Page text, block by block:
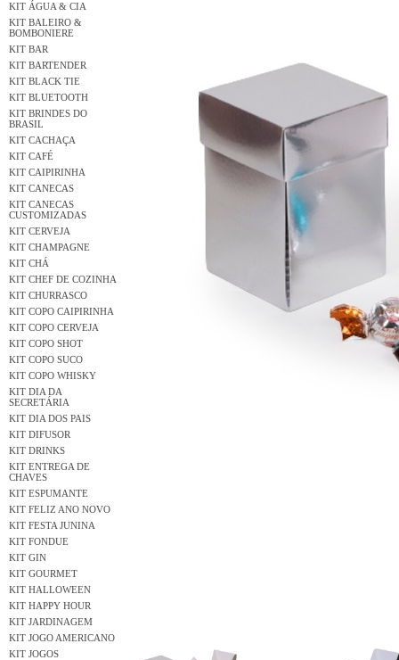
KIT ÁGUA & CIA
KIT BALEIRO &
BOMBONIERE
KIT BAR
KIT BARTENDER
KIT BLACK TIE
KIT BLUETOOTH
KIT BRINDES DO
BRASIL
KIT CACHAÇA
KIT CAFÉ
KIT CAIPIRINHA
KIT CANECAS
KIT CANECAS
CUSTOMIZADAS
KIT CERVEJA
KIT CHAMPAGNE
KIT CHÁ
KIT CHEF DE COZINHA
KIT CHURRASCO
KIT COPO CAIPIRINHA
KIT COPO CERVEJA
KIT COPO SHOT
KIT COPO SUCO
KIT COPO WHISKY
KIT DIA DA
SECRETÁRIA
KIT DIA DOS PAIS
KIT DIFUSOR
KIT DRINKS
KIT ENTREGA DE
CHAVES
KIT ESPUMANTE
KIT FELIZ ANO NOVO
KIT FESTA JUNINA
KIT FONDUE
KIT GIN
KIT GOURMET
KIT HALLOWEEN
KIT HAPPY HOUR
KIT JARDINAGEM
KIT JOGO AMERICANO
KIT JOGOS